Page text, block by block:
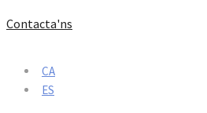
Contacta'ns
CA
ES